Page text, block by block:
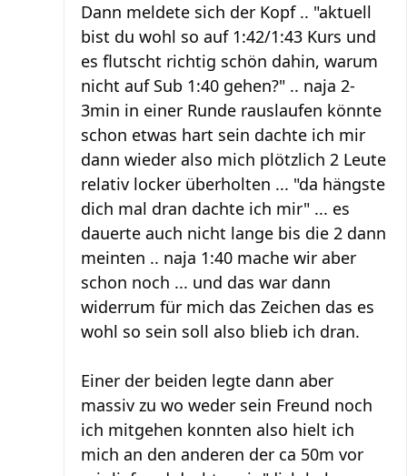
Dann meldete sich der Kopf .. "aktuell
bist du wohl so auf 1:42/1:43 Kurs und
es flutscht richtig schön dahin, warum
nicht auf Sub 1:40 gehen?" .. naja 2-
3min in einer Runde rauslaufen könnte
schon etwas hart sein dachte ich mir
dann wieder also mich plötzlich 2 Leute
relativ locker überholten ... "da hängste
dich mal dran dachte ich mir" ... es
dauerte auch nicht lange bis die 2 dann
meinten .. naja 1:40 mache wir aber
schon noch ... und das war dann
widerrum für mich das Zeichen das es
wohl so sein soll also blieb ich dran.
Einer der beiden legte dann aber
massiv zu wo weder sein Freund noch
ich mitgehen konnten also hielt ich
mich an den anderen der ca 50m vor